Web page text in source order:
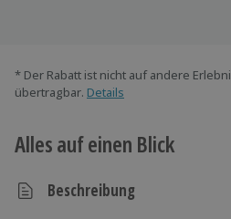
* Der Rabatt ist nicht auf andere
übertragbar. Details
Alles auf einen Blick
Beschreibung